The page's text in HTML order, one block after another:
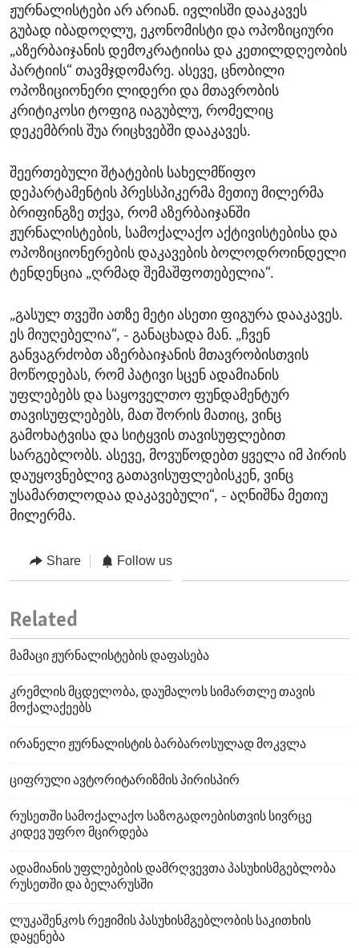
ჟურნალისტები არ არიან. ივლისში დააკავეს
გუბად იბადოღლუ, ეკონომისტი და ოპოზიციური
„აზერბაიჯანის დემოკრატიისა და კეთილდღეობის
პარტიის“ თავმჯდომარე. ასევე, ცნობილი
ოპოზიციონერი ლიდერი და მთავრობის
კრიტიკოსი ტოფიგ იაგუბლუ, რომელიც
დეკემბრის შუა რიცხვებში დააკავეს.
შეერთებული შტატების სახელმწიფო
დეპარტამენტის პრესსპიკერმა მეთიუ მილერმა
ბრიფინგზე თქვა, რომ აზერბაიჯანში
ჟურნალისტების, სამოქალაქო აქტივისტებისა და
ოპოზიციონერების დაკავების ბოლოდროინდელი
ტენდენცია „ღრმად შემაშფოთებელია“.
„გასულ თვეში ათზე მეტი ასეთი ფიგურა დააკავეს.
ეს მიუღებელია“, - განაცხადა მან. „ჩვენ
განვაგრძობთ აზერბაიჯანის მთავრობისთვის
მოწოდებას, რომ პატივი სცენ ადამიანის
უფლებებს და საყოველთო ფუნდამენტურ
თავისუფლებებს, მათ შორის მათიც, ვინც
გამოხატვისა და სიტყვის თავისუფლებით
სარგებლობს. ასევე, მოვუწოდებთ ყველა იმ პირის
დაუყოვნებლივ გათავისუფლებისკენ, ვინც
უსამართლოდაა დაკავებული“, - აღნიშნა მეთიუ
მილერმა.
Share Follow us
Related
მამაცი ჟურნალისტების დაფასება
კრემლის მცდელობა, დაუმალოს სიმართლე თავის
მოქალაქეებს
ირანელი ჟურნალისტის ბარბაროსულად მოკვლა
ციფრული ავტორიტარიზმის პირისპირ
რუსეთში სამოქალაქო საზოგადოებისთვის სივრცე
კიდევ უფრო მცირდება
ადამიანის უფლებების დამრღვევთა პასუხისმგებლობა
რუსეთში და ბელარუსში
ლუკაშენკოს რეჟიმის პასუხისმგებლობის საკითხის
დაყენება